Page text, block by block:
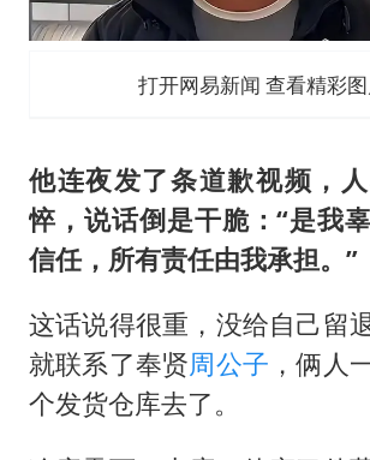
打开网易新闻 查看精彩
他连夜发了条道歉视频，
悴，说话倒是干脆：“是我
信任，所有责任由我承担。”
这话说得很重，没给自己留
就联系了奉贤周公子 ，俩人
个发货仓库去了。